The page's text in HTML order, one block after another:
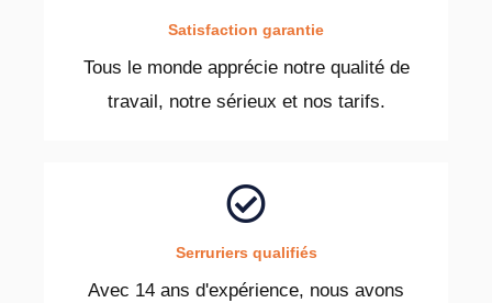
Satisfaction garantie
Tous le monde apprécie notre qualité de
travail, notre sérieux et nos tarifs.
Serruriers qualifiés
Avec 14 ans d'expérience, nous avons